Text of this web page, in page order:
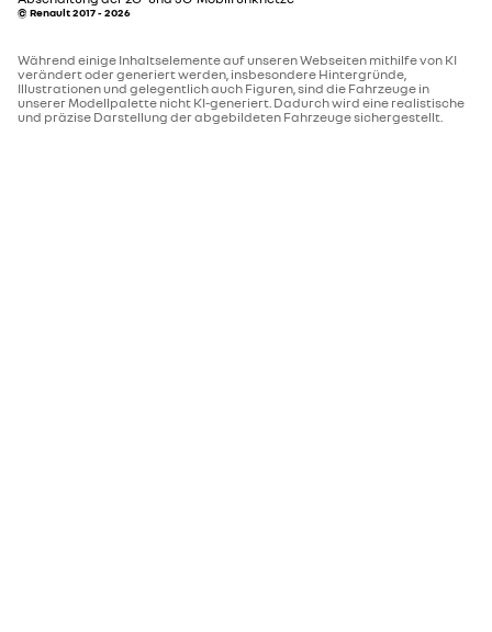
© Renault 2017 - 2026
Während einige Inhaltselemente auf unseren Webseiten mithilfe von KI
verändert oder generiert werden, insbesondere Hintergründe,
Illustrationen und gelegentlich auch Figuren, sind die Fahrzeuge in
unserer Modellpalette nicht KI-generiert. Dadurch wird eine realistische
und präzise Darstellung der abgebildeten Fahrzeuge sichergestellt.